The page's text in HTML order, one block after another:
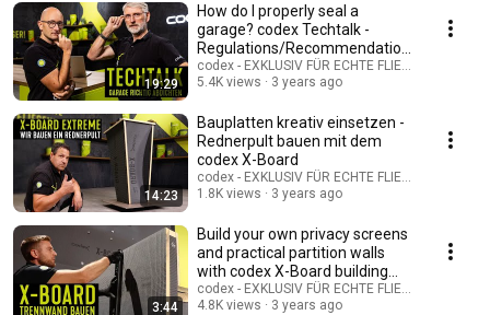
19:29
How do I properly seal a
garage? codex Techtalk -
Regulations/Recommendation
s for Garage Sealing
codex - EXKLUSIV FÜR ECHTE FLIESENLEGER
5.4K views
3 years ago
14:23
Bauplatten kreativ einsetzen -
Rednerpult bauen mit dem
codex X-Board
codex - EXKLUSIV FÜR ECHTE FLIESENLEGER
1.8K views
3 years ago
3:44
Build your own privacy screens
and practical partition walls
with codex X-Board building
panels
codex - EXKLUSIV FÜR ECHTE FLIESENLEGER
4.8K views
3 years ago